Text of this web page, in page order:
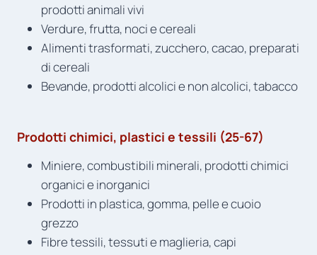
prodotti animali vivi
Verdure, frutta, noci e cereali
Alimenti trasformati, zucchero, cacao, preparati
di cereali
Bevande, prodotti alcolici e non alcolici, tabacco
Prodotti chimici, plastici e tessili (25-67)
Miniere, combustibili minerali, prodotti chimici
organici e inorganici
Prodotti in plastica, gomma, pelle e cuoio
grezzo
Fibre tessili, tessuti e maglieria, capi